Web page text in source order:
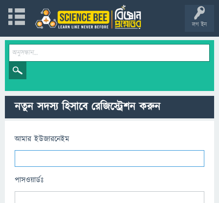
লগ ইন
নতুন সদস্য হিসাবে রেজিস্ট্রেশন করুন
আমার ইউজারনেইম
পাসওয়ার্ডঃ